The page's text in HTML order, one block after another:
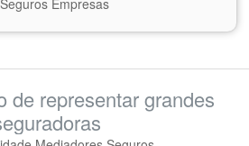
de representar grandes